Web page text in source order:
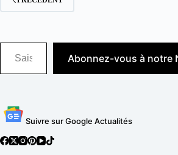
Saisissez votre adresse e-mail…
Abonnez-vous à notre
Suivre sur Google Actualités